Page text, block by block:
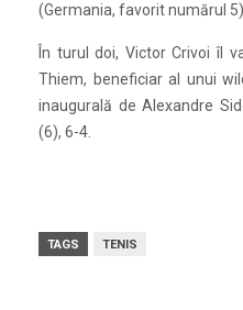
(Germania, favorit numărul
În turul doi, Victor Crivoi îl
Thiem, beneficiar al unui
inaugurală de Alexandre
(6), 6-4.
TAGS TENIS